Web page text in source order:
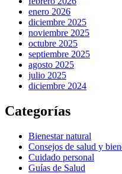
enero 2026
diciembre 2025
noviembre 2025
octubre 2025
septiembre 2025
agosto 2025
julio 2025
diciembre 2024
Categorías
Bienestar natural
Consejos de salud y
Cuidado personal
Guías de Salud